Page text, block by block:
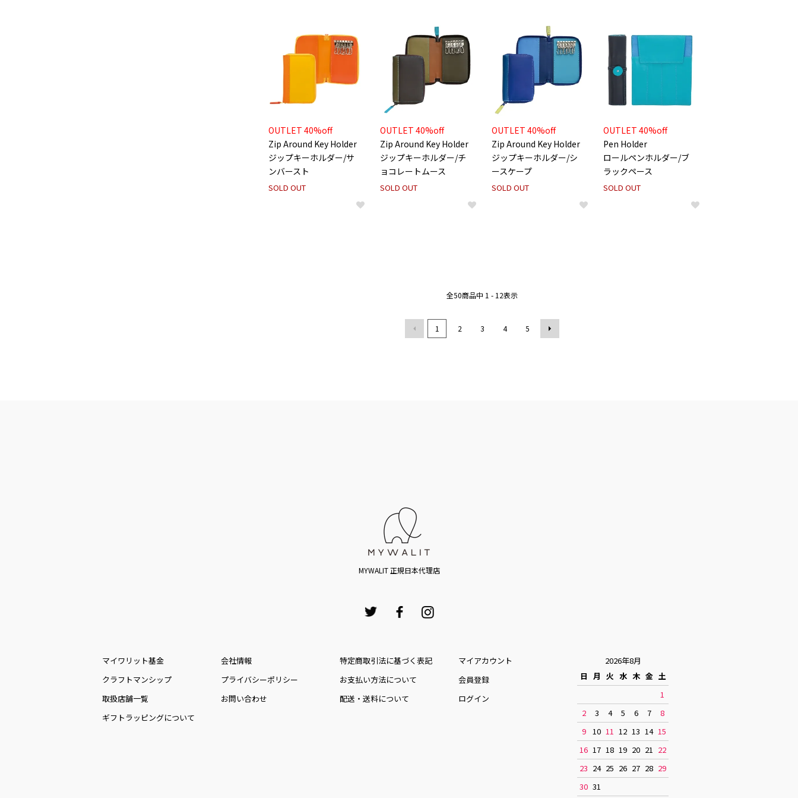
OUTLET 40%off
Zip Around Key Holder
ジップキーホルダー/サ
ンバースト
SOLD OUT
OUTLET 40%off
Zip Around Key Holder
ジップキーホルダー/チ
ョコレートムース
SOLD OUT
OUTLET 40%off
Zip Around Key Holder
ジップキーホルダー/シ
ースケープ
SOLD OUT
OUTLET 40%off
Pen Holder
ロールペンホルダー/ブ
ラックペース
SOLD OUT
全50商品中 1 - 12表示
1 2 3 4 5
MYWALIT 正規日本代理店
マイワリット基金
クラフトマンシップ
取扱店舗一覧
ギフトラッピングについて
会社情報
プライバシーポリシー
お問い合わせ
特定商取引法に基づく表記
お⽀払い⽅法について
配送・送料について
マイアカウント
会員登録
ログイン
2026年8月
日 月 火 水 木 金 土
1
2
3 4 5 6 7
8
9
10 11 12 13 14 15
16 17 18 19 20 21 22
23 24 25 26 27 28 29
30 31